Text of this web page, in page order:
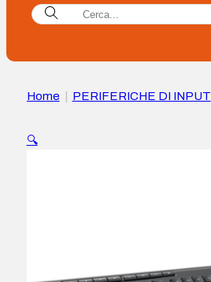
Home PERIFERICHE DI INPUT
(tastiera inglese)
🔍